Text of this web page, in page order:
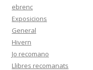
ebrenc
Exposicions
General
Hivern
Jo recomano
Llibres recomanats